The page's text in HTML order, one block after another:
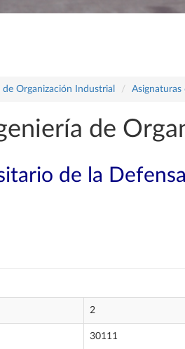
Organización Industrial
de
de la
2
30111